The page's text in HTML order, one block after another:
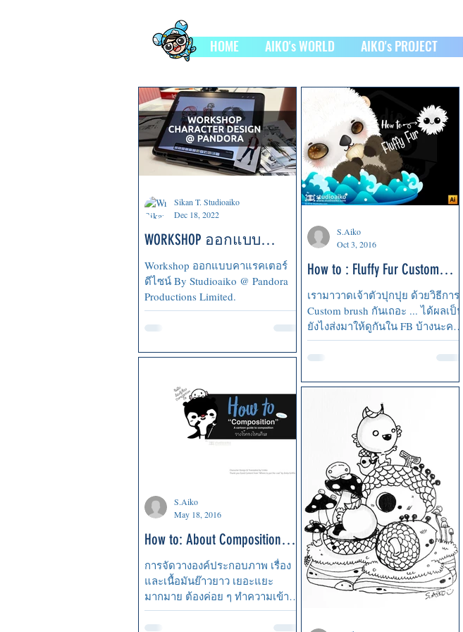
HOME AIKO's WORLD AIKO's PROJECT
WORKSHOP ออกแบบ
คาแรคเตอร์ดีไซน์
@Pandora 9 weeks
Workshop ออกแบบคาแรคเตอร์
ดีไซน์ By Studioaiko @ Pandora
Productions Limited.
Sikan T. Studioaiko
Dec 18, 2022
How to : Fluffy Fur Custom
brush (Ai)
เรามาวาดเจ้าตัวปุกปุย ด้วยวิธีการ
Custom brush กันเถอะ ... ได้ผลเป็น
ยังไงส่งมาให้ดูกันใน FB บ้างนะคะ
^^ แล้วพบกันใหม่ How to หน้า
S.Aiko
Oct 3, 2016
How to: About Composition
การจัดวางองค์ประกอบ
ภาพ ตอนที่ 1
การจัดวางองค์ประกอบภาพ เรื่อง
และเนื้อมันย๊าวยาว เยอะแยะ
มากมาย ต้องค่อย ๆ ทำความเข้าใจ
และค่อย ๆ อธิบาย เขียนเองบางที
ยัง งงเอง...
S.Aiko
May 18, 2016